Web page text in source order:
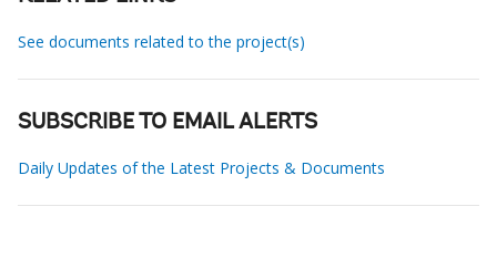
See documents related to the project(s)
SUBSCRIBE TO EMAIL ALERTS
Daily Updates of the Latest Projects & Documents